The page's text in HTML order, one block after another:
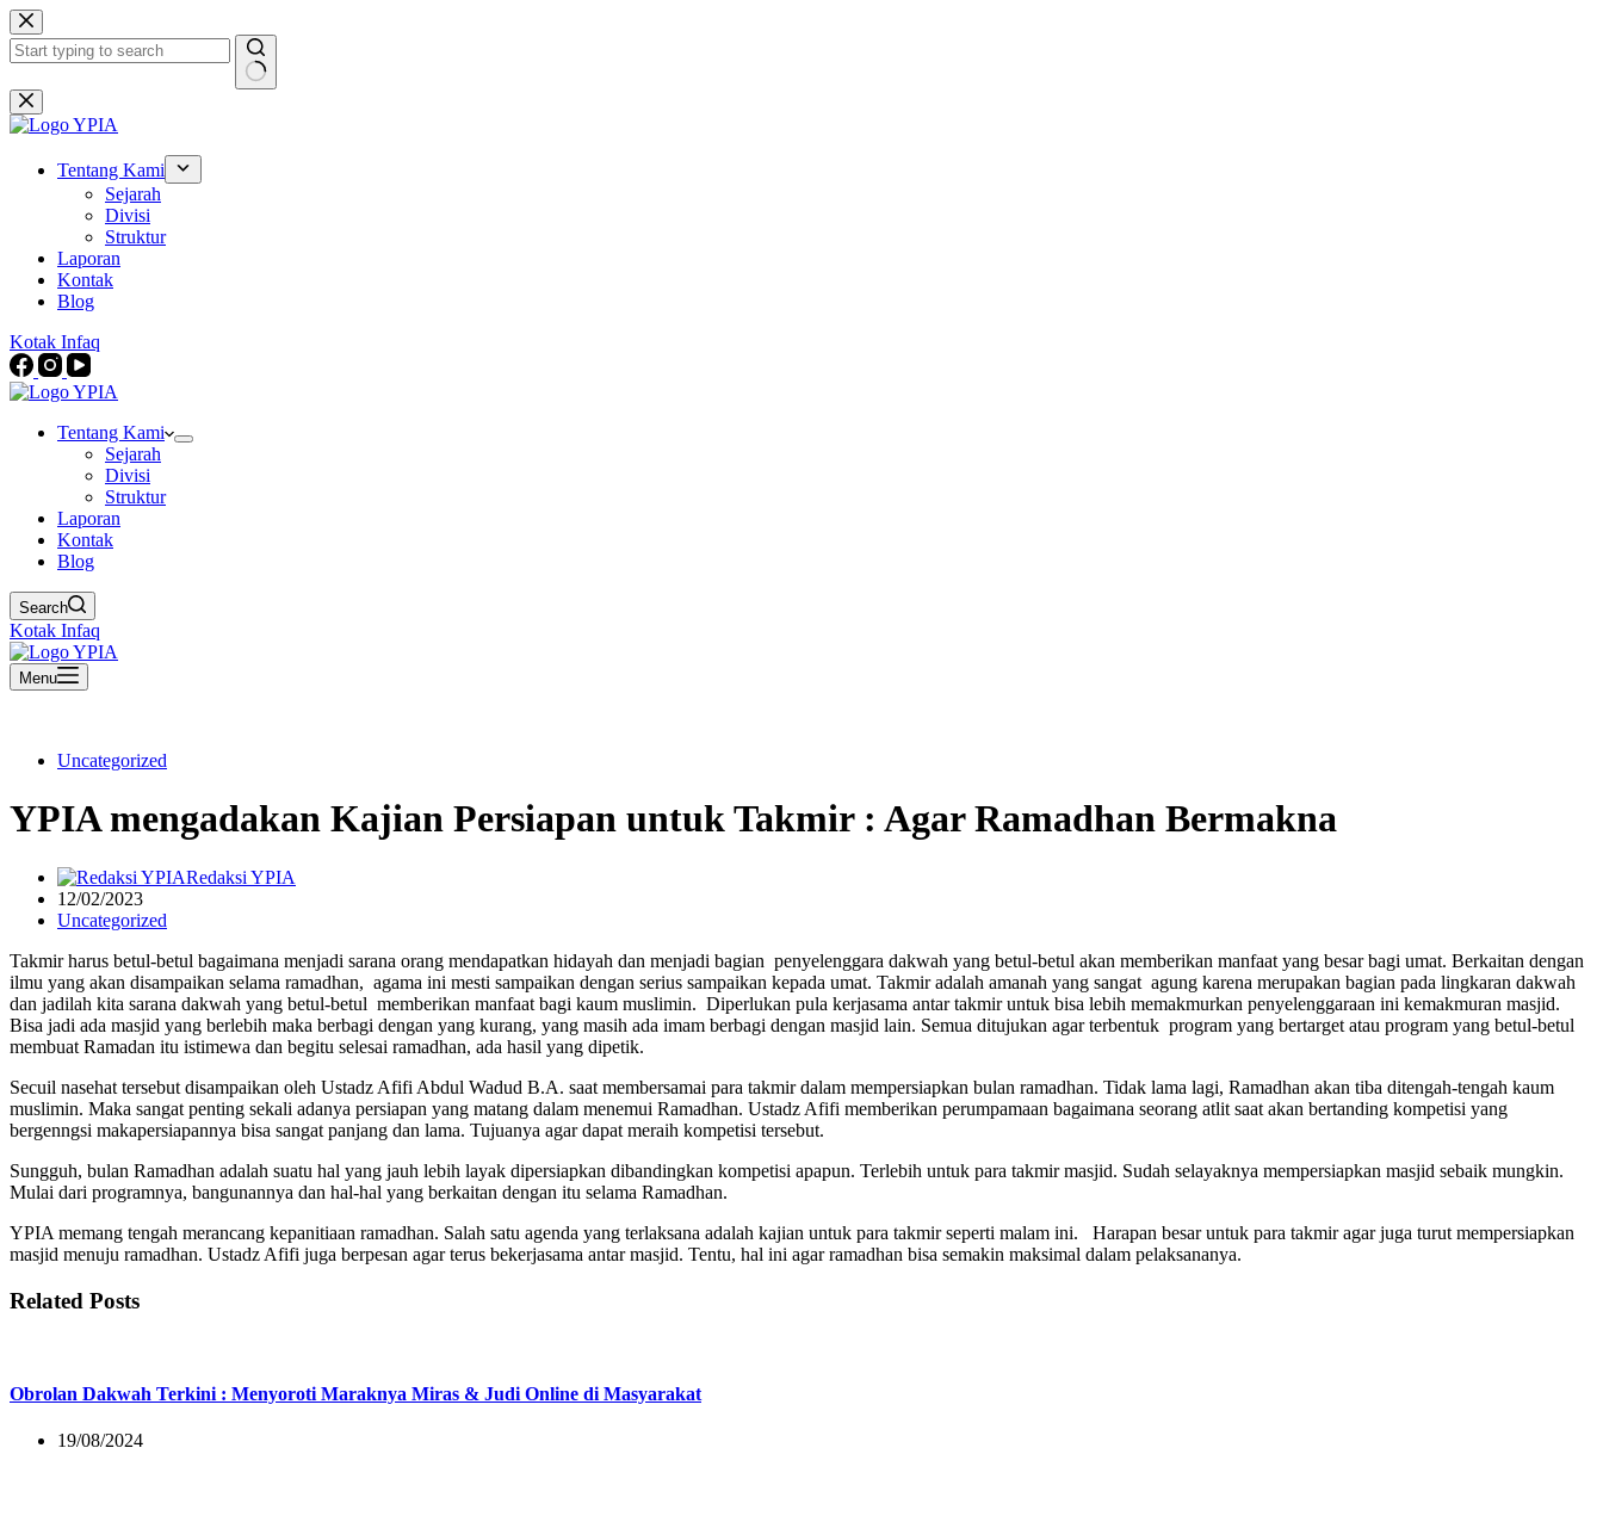
Skip
to
content
No
results
Tentang Kami
Sejarah
Divisi
Struktur
Laporan
Kontak
Blog
Kotak Infaq
Tentang Kami
Sejarah
Divisi
Struktur
Laporan
Kontak
Blog
Search
Kotak Infaq
Menu
Uncategorized
YPIA mengadakan Kajian Persiapan untuk Takmir : Agar Ramadhan Bermakna
Redaksi YPIA
12/02/2023
Uncategorized
Takmir harus betul-betul bagaimana menjadi sarana orang mendapatkan hidayah dan menjadi bagian penyelenggara dakwah yang betul-betul akan memberikan manfaat yang besar bagi umat. Berkaitan dengan
ilmu yang akan disampaikan selama ramadhan, agama ini mesti sampaikan dengan serius sampaikan kepada umat. Takmir adalah amanah yang sangat agung karena merupakan bagian pada lingkaran dakwah
dan jadilah kita sarana dakwah yang betul-betul memberikan manfaat bagi kaum muslimin. Diperlukan pula kerjasama antar takmir untuk bisa lebih memakmurkan penyelenggaraan ini kemakmuran masjid.
Bisa jadi ada masjid yang berlebih maka berbagi dengan yang kurang, yang masih ada imam berbagi dengan masjid lain. Semua ditujukan agar terbentuk program yang bertarget atau program yang betul-betul
membuat Ramadan itu istimewa dan begitu selesai ramadhan, ada hasil yang dipetik.
Secuil nasehat tersebut disampaikan oleh Ustadz Afifi Abdul Wadud B.A. saat membersamai para takmir dalam mempersiapkan bulan ramadhan. Tidak lama lagi, Ramadhan akan tiba ditengah-tengah kaum
muslimin. Maka sangat penting sekali adanya persiapan yang matang dalam menemui Ramadhan. Ustadz Afifi memberikan perumpamaan bagaimana seorang atlit saat akan bertanding kompetisi yang
bergenngsi makapersiapannya bisa sangat panjang dan lama. Tujuanya agar dapat meraih kompetisi tersebut.
Sungguh, bulan Ramadhan adalah suatu hal yang jauh lebih layak dipersiapkan dibandingkan kompetisi apapun. Terlebih untuk para takmir masjid. Sudah selayaknya mempersiapkan masjid sebaik mungkin.
Mulai dari programnya, bangunannya dan hal-hal yang berkaitan dengan itu selama Ramadhan.
YPIA memang tengah merancang kepanitiaan ramadhan. Salah satu agenda yang terlaksana adalah kajian untuk para takmir seperti malam ini. Harapan besar untuk para takmir agar juga turut mempersiapkan
masjid menuju ramadhan. Ustadz Afifi juga berpesan agar terus bekerjasama antar masjid. Tentu, hal ini agar ramadhan bisa semakin maksimal dalam pelaksananya.
Related Posts
Obrolan Dakwah Terkini : Menyoroti Maraknya Miras & Judi Online di Masyarakat
19/08/2024